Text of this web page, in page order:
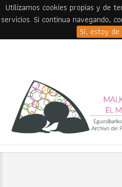
Utilizamos cookies propias y de
servicios. Si continua navegando,
Sí, estoy de